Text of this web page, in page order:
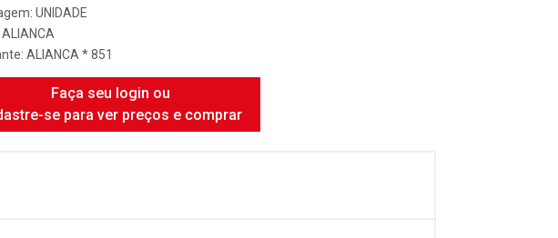
UNIDADE
ALIANCA
ALIANCA * 851
Faça seu login ou
se para ver preços e comprar